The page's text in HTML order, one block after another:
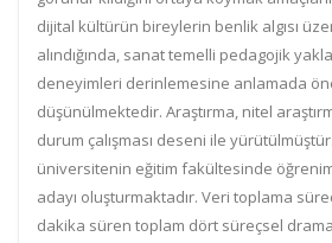
dijital kültürün bireylerin benlik algısı
alındığında, sanat temelli pedagojik
deneyimleri derinlemesine anlamada
düşünülmektedir. Araştırma, nitel
durum çalışması deseni ile
üniversitenin eğitim fakültesinde
adayı oluşturmaktadır. Veri toplama
dakika süren toplam dört süreçsel